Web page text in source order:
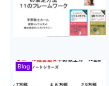
Blog